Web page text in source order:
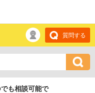
質問する
も相談可能で